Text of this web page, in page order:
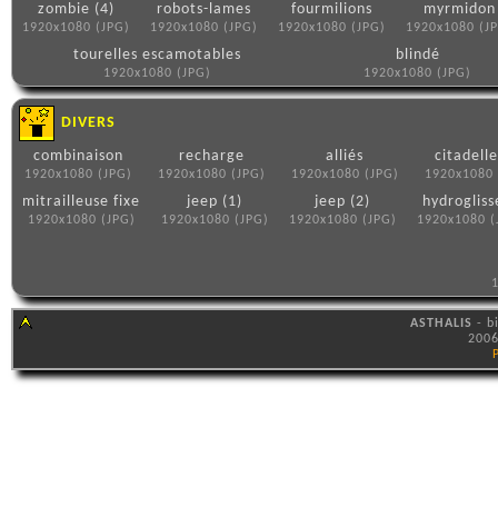
zombie (4)
1920x1080 (JPG)
robots-lames
1920x1080 (JPG)
fourmilions
1920x1080 (JPG)
myrmidon
1920x1080
tourelles escamotables
1920x1080 (JPG)
blindé
1920x1080 (JPG)
DIVERS
combinaison
1920x1080 (JPG)
recharge
1920x1080 (JPG)
alliés
1920x1080 (JPG) 1920x1080
mitrailleuse fixe
1920x1080 (JPG)
jeep (1)
1920x1080 (JPG)
jeep (2)
1920x1080 (JPG) 1920x1080
ASTHALIS -